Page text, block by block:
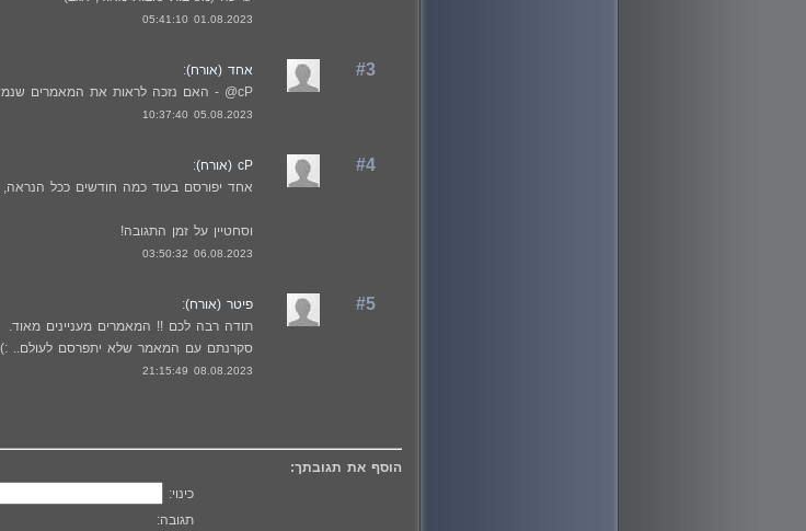
01.08.2023 05:41:10
#3 אחד (אורח):
cP@ - האם נזכה לראות את המאמרים שנמשכו בגיליונות הבאים?
05.08.2023 10:37:40
#4 cP (אורח)
:
אחד יפורסם בעוד כמה חודשים ככל
וסחטיין על זמן התגובה!
06.08.2023 03:50:32
#5 פיטר (אורח):
תודה רבה לכם !! המאמרים מעניינים מאוד.
סקרנתם עם המאמר שלא יתפרסם לעולם.. :)
08.08.2023 21:15:49
הוסף את תגובתך:
כינוי:
תגובה: